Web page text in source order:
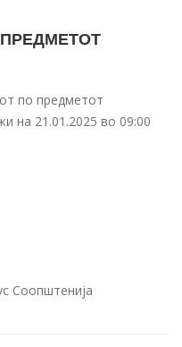
по предметот
на 21.01.2025 во 09:00
Соопштенија